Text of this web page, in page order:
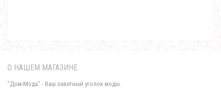
О НАШЕМ МАГАЗИНЕ
"Дом-Мода" - Ваш заветный уголок моды.